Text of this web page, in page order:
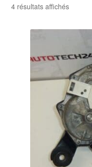
Politique de
Procédure de
Termes et conditions
4 résultats affichésTrié
plus
plus
ancien